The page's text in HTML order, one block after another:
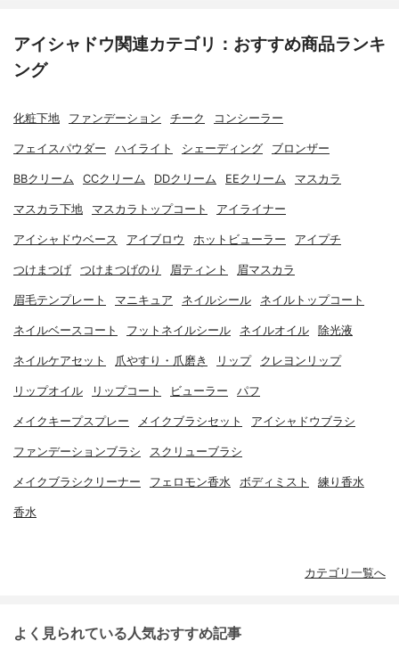
アイシャドウ関連カテゴリ：おすすめ商品ランキ
ング
化粧下地 ファンデーション チーク コンシーラー
フェイスパウダー ハイライト シェーディング ブロンザー
BBクリーム CCクリーム DDクリーム EEクリーム マスカラ
マスカラ下地 マスカラトップコート アイライナー
アイシャドウベース アイブロウ ホットビューラー アイプチ
つけまつげ つけまつげのり 眉ティント 眉マスカラ
眉毛テンプレート マニキュア ネイルシール ネイルトップコート
ネイルベースコート フットネイルシール ネイルオイル 除光液
ネイルケアセット 爪やすり・爪磨き リップ クレヨンリップ
リップオイル リップコート ビューラー パフ
メイクキープスプレー メイクブラシセット アイシャドウブラシ
ファンデーションブラシ スクリューブラシ
メイクブラシクリーナー フェロモン香水 ボディミスト 練り香水
香水
カテゴリ一覧へ
よく見られている人気おすすめ記事